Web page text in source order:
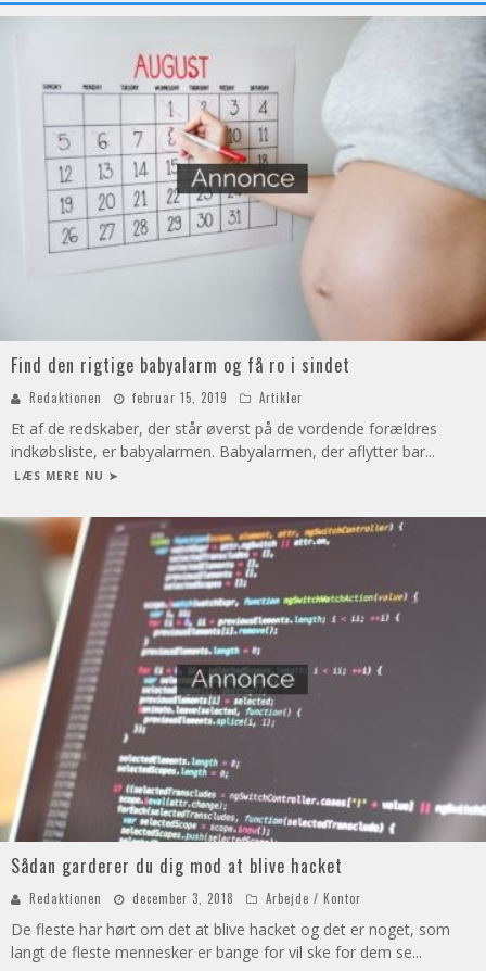
Find den rigtige babyalarm og få ro i sindet
Redaktionen februar 15, 2019 Artikler
Et af de redskaber, der står øverst på de vordende forældres
indkøbsliste, er babyalarmen. Babyalarmen, der aflytter bar...
LÆS MERE NU ➤
Sådan garderer du dig mod at blive hacket
Redaktionen december 3, 2018 Arbejde / Kontor
De fleste har hørt om det at blive hacket og det er noget, som
langt de fleste mennesker er bange for vil ske for dem se...